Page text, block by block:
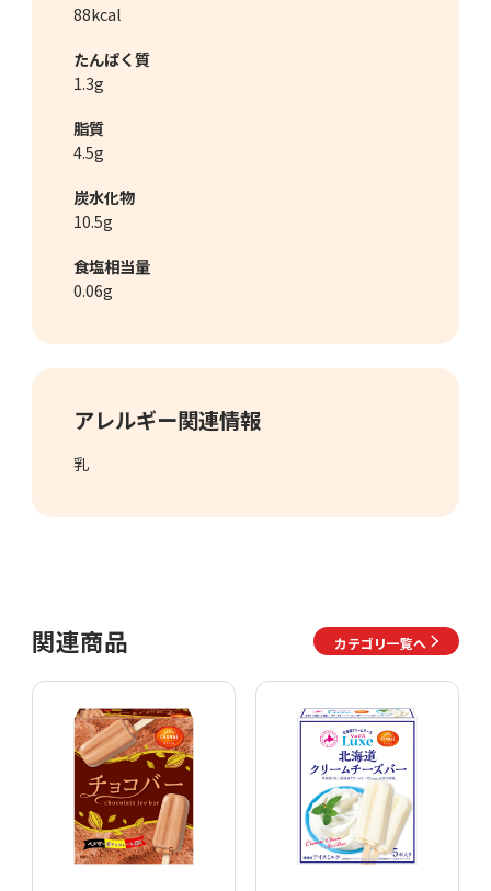
88kcal
たんぱく質
1.3g
脂質
4.5g
炭水化物
10.5g
食塩相当量
0.06g
アレルギー関連情報
乳
関連商品 カテゴリ一覧へ